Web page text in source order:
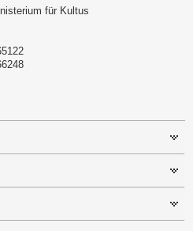
für Kultus